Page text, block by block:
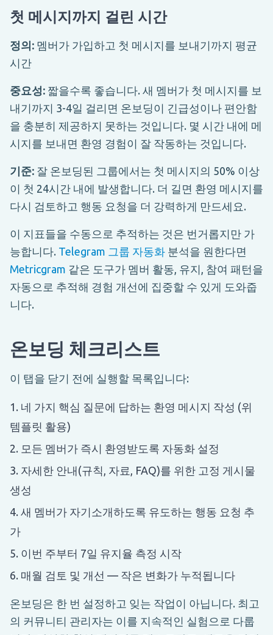
첫 메시지까지 걸린 시간
정의: 멤버가 가입하고 첫 메시지를 보내기까지 평균
시간
중요성: 짧을수록 좋습니다. 새 멤버가 첫 메시지를 보
내기까지 3-4일 걸리면 온보딩이 긴급성이나 편안함
을 충분히 제공하지 못하는 것입니다. 몇 시간 내에 메
시지를 보내면 환영 경험이 잘 작동하는 것입니다.
기준: 잘 온보딩된 그룹에서는 첫 메시지의 50% 이상
이 첫 24시간 내에 발생합니다. 더 길면 환영 메시지를
다시 검토하고 행동 요청을 더 강력하게 만드세요.
이 지표들을 수동으로 추적하는 것은 번거롭지만 가
능합니다. Telegram 그룹 자동화 분석을 원한다면
Metricgram 같은 도구가 멤버 활동, 유지, 참여 패턴을
자동으로 추적해 경험 개선에 집중할 수 있게 도와줍
니다.
온보딩 체크리스트
이 탭을 닫기 전에 실행할 목록입니다:
네 가지 핵심 질문에 답하는 환영 메시지 작성 (위
템플릿 활용)
모든 멤버가 즉시 환영받도록 자동화 설정
자세한 안내(규칙, 자료, FAQ)를 위한 고정 게시물
생성
새 멤버가 자기소개하도록 유도하는 행동 요청 추
가
이번 주부터 7일 유지율 측정 시작
매월 검토 및 개선 — 작은 변화가 누적됩니다
온보딩은 한 번 설정하고 잊는 작업이 아닙니다. 최고
의 커뮤니티 관리자는 이를 지속적인 실험으로 다룹